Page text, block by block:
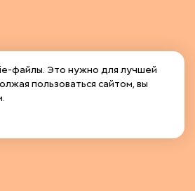
файлы. Это нужно для лучшей
пользоваться сайтом, вы